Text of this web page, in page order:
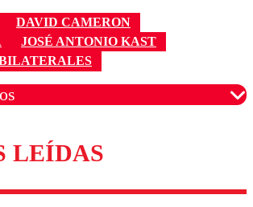
DAVID CAMERON
JOSÉ ANTONIO KAST
son moderados para garantizar un
diálogo respetuoso.
LEÍDAS